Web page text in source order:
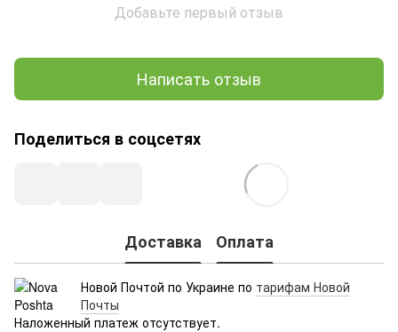
Добавьте первый отзыв
Написать отзыв
Поделиться в соцсетях
Доставка Оплата
Новой Почтой по Украине по тарифам Новой
Почты
Наложенный платеж отсутствует.